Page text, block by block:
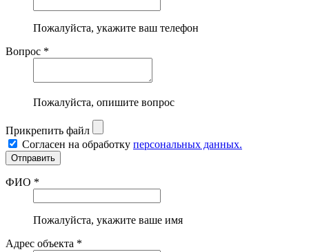
Пожалуйста, укажите ваш телефон
Вопрос *
Пожалуйста, опишите вопрос
Прикрепить файл
Согласен на обработку персональных данных.
ФИО *
Пожалуйста, укажите ваше имя
Адрес объекта *